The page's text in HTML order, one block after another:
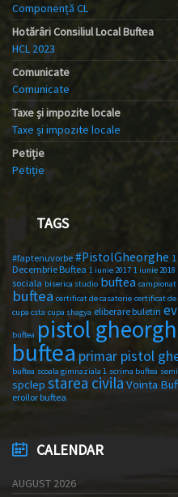
Componență CL
Hotărâri Consiliul Local Buftea
HCL 2023
Comunicate
Comunicate
Taxe și impozite locale
Taxe și impozite locale
Petiție
Petiție
TAGS
#faptenuvorbe #PistolGheorghe
Decembrie Buftea 1 iunie 2017 1 iunie 2018
sociala biserica studio buftea campionat
buftea certificat de casatorie certificat de
cupa csta cupa shagya eliberare buletin
buftea pistol
buftea primar pistol
buftea scoala gimnaziala 1 scrima buftea
spclep starea civila Vointa
eroilor buftea
CALENDAR
AUGUST 2026